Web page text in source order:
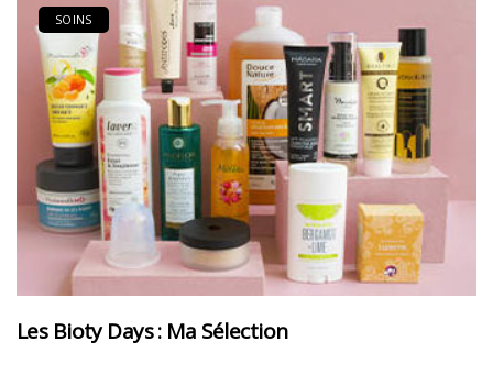
SOINS
Les Bioty Days : Ma Sélection